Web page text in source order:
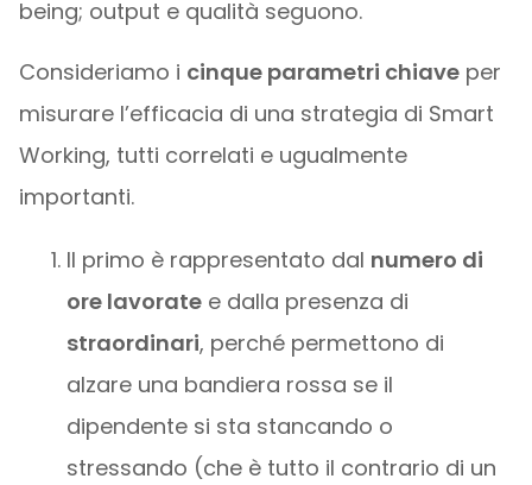
being; output e qualità seguono.
Consideriamo i cinque parametri chiaveper
misurare l’efficacia di una strategia di Smart
Working, tutti correlati e ugualmente
importanti.
Il primo è rappresentato dal numero di
ore lavoratee dalla presenza di
straordinari, perché permettono di
alzare una bandiera rossa se il
dipendente si sta stancando o
stressando (che è tutto il contrario di un